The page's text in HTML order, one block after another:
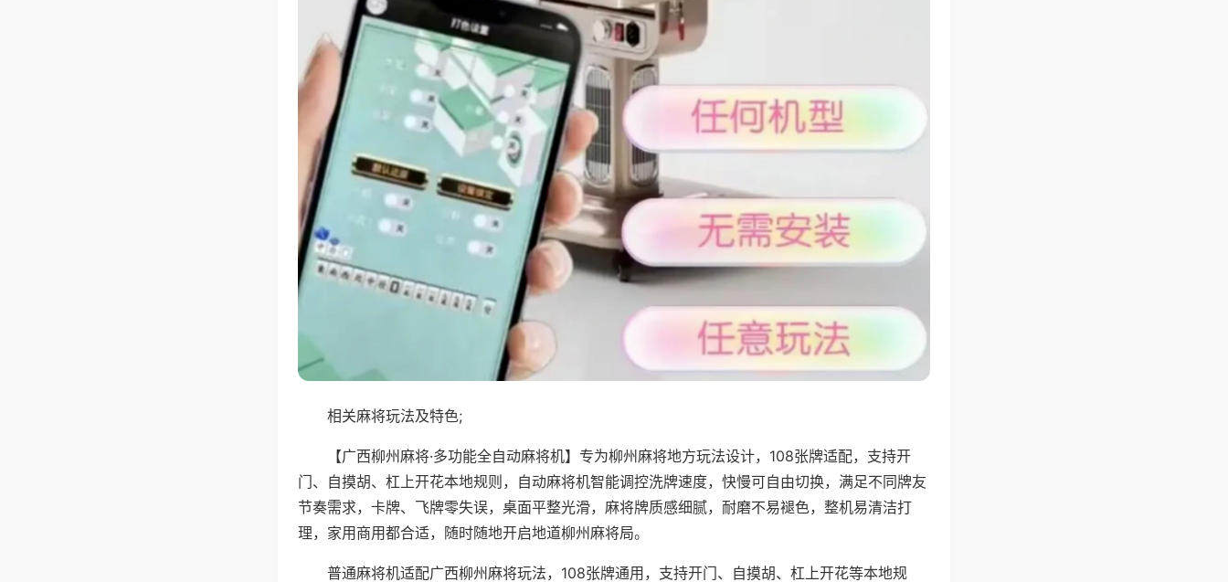
相关麻将玩法及特色;
【广西柳州麻将·多功能全自动麻将机】专为柳州麻将地方玩法设计，108张牌适配，支持开
门、自摸胡、杠上开花本地规则，自动麻将机智能调控洗牌速度，快慢可自由切换，满足不同牌友
节奏需求，卡牌、飞牌零失误，桌面平整光滑，麻将牌质感细腻，耐磨不易褪色，整机易清洁打
理，家用商用都合适，随时随地开启地道柳州麻将局。
普通麻将机适配广西柳州麻将玩法，108张牌通用，支持开门、自摸胡、杠上开花等本地规